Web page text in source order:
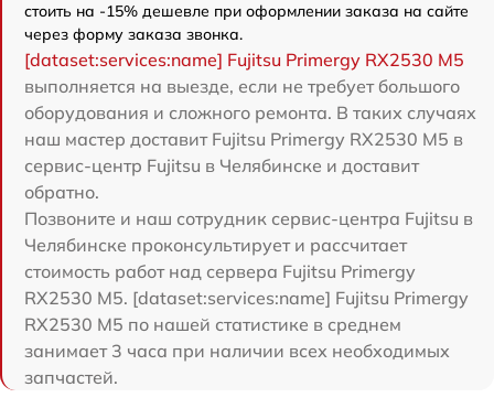
стоить на -15% дешевле при оформлении заказа на сайте
через форму заказа звонка.
[dataset:services:name] Fujitsu Primergy RX2530 M5
выполняется на выезде, если не требует большого
оборудования и сложного ремонта. В таких случаях
наш мастер доставит Fujitsu Primergy RX2530 M5 в
сервис-центр Fujitsu в Челябинске и доставит
обратно.
Позвоните и наш сотрудник сервис-центра Fujitsu в
Челябинске проконсультирует и рассчитает
стоимость работ над сервера Fujitsu Primergy
RX2530 M5. [dataset:services:name] Fujitsu Primergy
RX2530 M5 по нашей статистике в среднем
занимает 3 часа при наличии всех необходимых
запчастей.